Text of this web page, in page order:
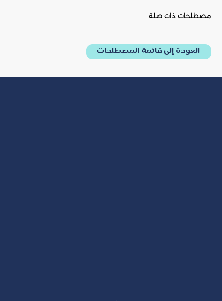
مصطلحات ذات صلة
العودة إلى قائمة المصطلحات